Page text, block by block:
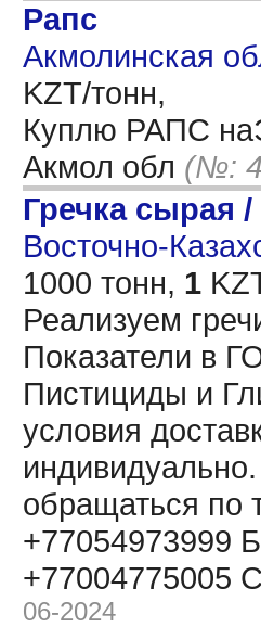
Рапс
Акмолинская
KZT/тонн,
Куплю РАПС
Акмол обл (№:
Гречка сырая /
Восточно-
1000 тонн, 1
Реализуем
Показатели в
Пистициды и
условия
обращаться по
+77054973999
+77004775005
06-2024